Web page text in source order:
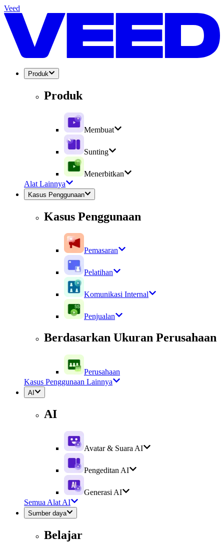
Veed
Produk
Produk
Membuat
Sunting
Menerbitkan
Alat Lainnya
Kasus Penggunaan
Kasus Penggunaan
Pemasaran
Pelatihan
Komunikasi Internal
Penjualan
Berdasarkan Ukuran Perusahaan
Perusahaan
Kasus Penggunaan Lainnya
AI
AI
Avatar & Suara AI
Pengeditan AI
Generasi AI
Semua Alat AI
Sumber daya
Belajar